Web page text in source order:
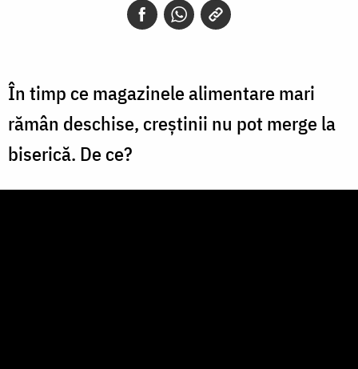
În timp ce magazinele alimentare mari
rămân deschise, creștinii nu pot merge la
biserică. De ce?